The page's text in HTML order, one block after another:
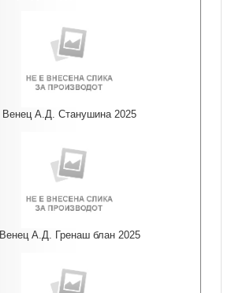
Венец А.Д. Станушина 2025
Венец А.Д. Гренаш блан 2025